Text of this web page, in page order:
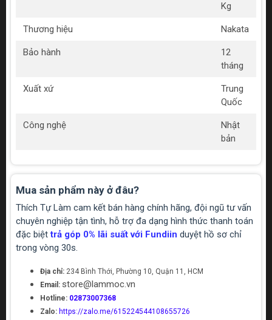
Kg
Thương hiệu Nakata
Bảo hành
12
tháng
Xuất xứ
Trung
Quốc
Công nghệ
Nhật
bản
Mua sản phẩm này ở đâu?
Thích Tự Làm cam kết bán hàng chính hãng, đội ngũ tư vấn
chuyên nghiệp tận tình, hỗ trợ đa dạng hình thức thanh toán
đặc biệttrả góp 0% lãi suất với Fundiin duyệt hồ sơ chỉ
trong vòng 30s.
Địa chỉ: 234 Bình Thới, Phường 10, Quận 11, HCM
Email: store@lammoc.vn
Hotline: 02873007368
Zalo: https://zalo.me/615224544108655726